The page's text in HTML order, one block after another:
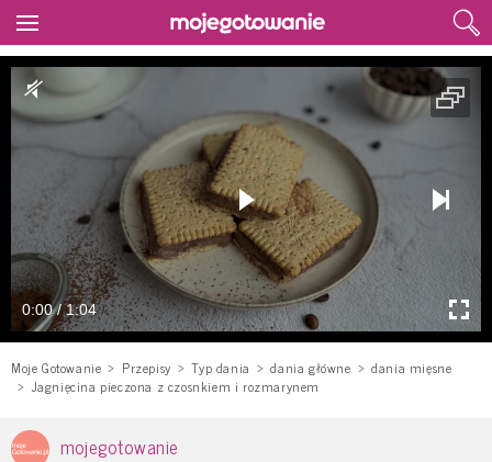
0:00 / 1:04
Moje Gotowanie Przepisy Typ dania dania główne
dania mięsne
Jagnięcina pieczona z czosnkiem i rozmarynem
mojegotowanie